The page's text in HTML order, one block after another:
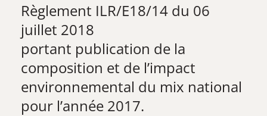
Règlement ILR/E18/14 du 06
juillet 2018
​portant publication de la
composition et de l’impact
environnemental du mix national
pour l’année 2017.